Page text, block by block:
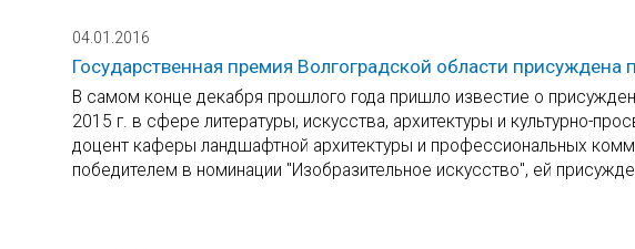
04.01.2016
Государственная премия Волгоградской области присуждена
В самом конце декабря прошлого года пришло известие о
2015 г. в сфере литературы, искусства, архитектуры и культурно-
доцент каферы ландшафтной архитектуры и профессиональных
победителем в номинации "Изобразительное искусство", ей